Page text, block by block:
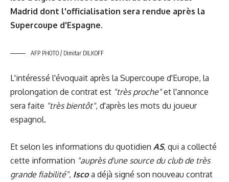
Madrid dont l'officialisation sera rendue après la
Supercoupe d'Espagne.
AFP PHOTO / Dimitar DILKOFF
L'intéressé l'évoquait après la Supercoupe d'Europe, la
prolongation de contrat est "très proche"et l'annonce
sera faite "très bientôt", d'après les mots du joueur
espagnol.
Et selon les informations du quotidien AS, qui a collecté
cette information "auprès d'une source du club de très
grande fiabilité", Iscoa déjà signé son nouveau contrat